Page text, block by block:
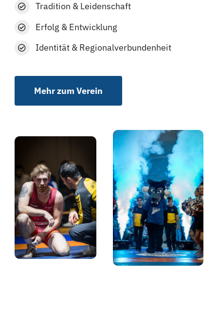
Tradition & Leidenschaft
Erfolg & Entwicklung
Identität & Regionalverbundenheit
Mehr zum Verein